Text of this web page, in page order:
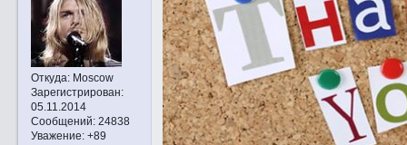
Откуда:Moscow
Зарегистрирован:
05.11.2014
Сообщений:24838
Уважение: +89